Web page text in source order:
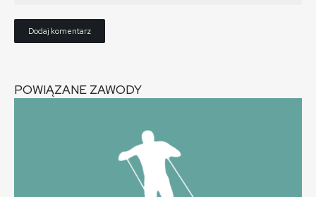
POWIĄZANE ZAWODY